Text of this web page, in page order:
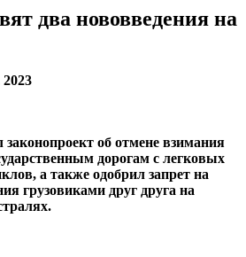
два нововведения на
об отмене взимания
дорогам с легковых
а также одобрил запрет на
грузовиками друг друга на